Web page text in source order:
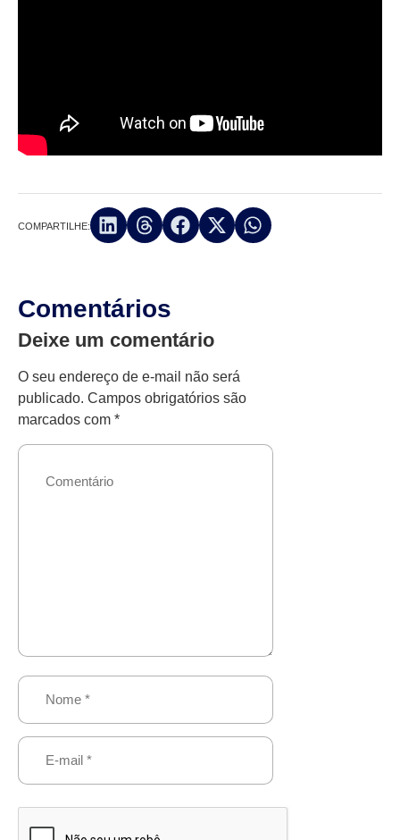
COMPARTILHE:
Comentários
Deixe um comentário
O seu endereço de e-mail não será
publicado. Campos obrigatórios são
marcados com *